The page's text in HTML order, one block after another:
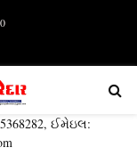
ઈમેઇલ: